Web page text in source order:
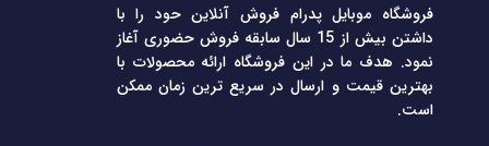
فروشگاه موبایل پدرام فروش آنلاین حود را با
داشتن بیش از 15 سال سابقه فروش حضوری آغاز
نمود. هدف ما در این فروشگاه ارائه محصولات با
بهترین قیمت و ارسال در سریع ترین زمان ممکن
است.